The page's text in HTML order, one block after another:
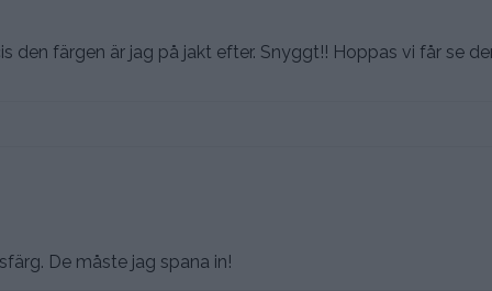
den färgen är jag på jakt efter. Snyggt!! Hoppas vi får se
De måste jag spana in!